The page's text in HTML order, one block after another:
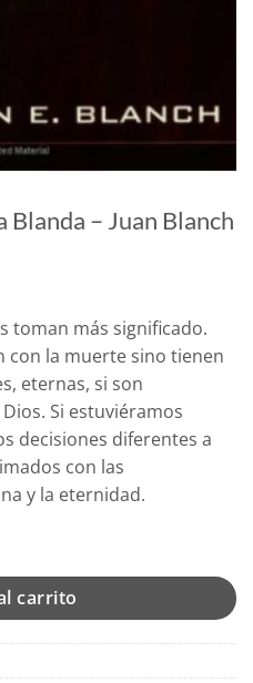
Blanda – Juan Blanch
toman más significado.
con la muerte sino tienen
eternas, si son
Si estuviéramos
decisiones diferentes a
con las
y la eternidad.
Blanch cantidad
carrito